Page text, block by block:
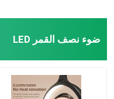
ضوء نصف القمر LED